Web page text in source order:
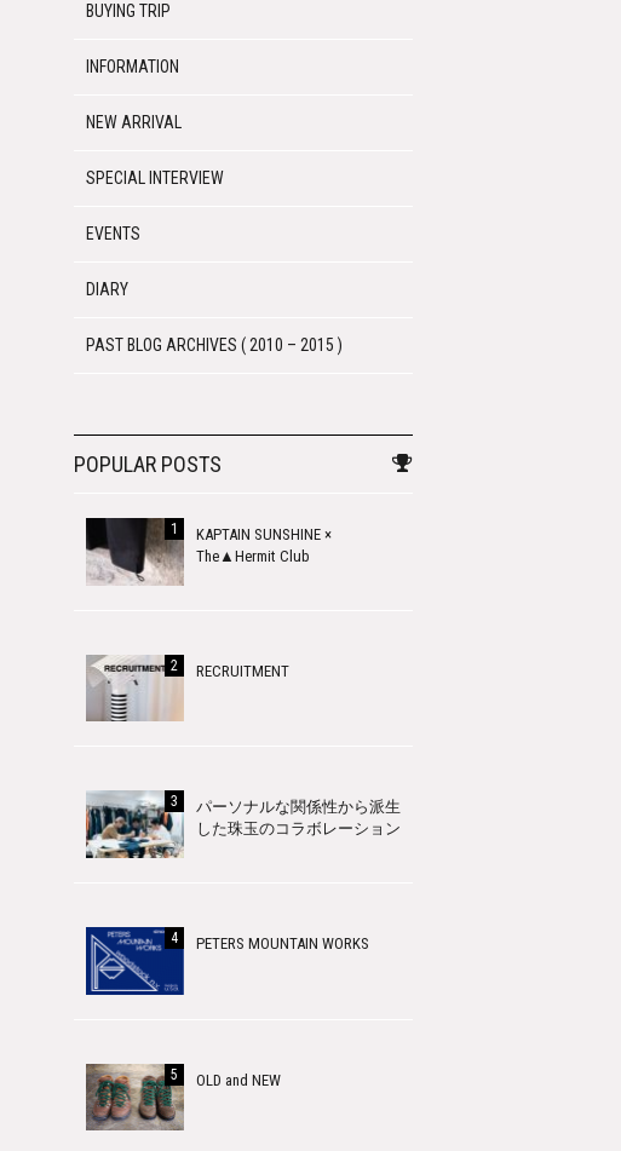
BUYING TRIP
INFORMATION
NEW ARRIVAL
SPECIAL INTERVIEW
EVENTS
DIARY
PAST BLOG ARCHIVES ( 2010 – 2015 )
POPULAR POSTS
KAPTAIN SUNSHINE ×
The▲Hermit Club
RECRUITMENT
パーソナルな関係性から派生
した珠玉のコラボレーション
PETERS MOUNTAIN WORKS
OLD and NEW